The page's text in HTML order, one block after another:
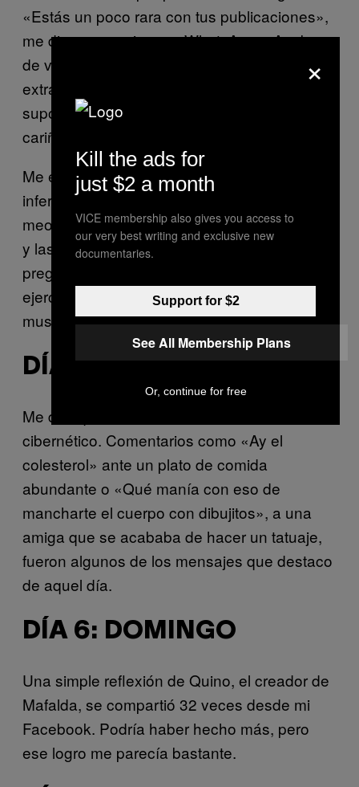
«Estás un poco rara con tus publicaciones»,
me dice una amiga por WhatsApp, «Acabo
de ver tu facebook y últimamente estás como
extraña», dijo mi pareja, «¿por qué se
supone que estamos divorciados?». «Nada,
cariño, un experimento».
Me encantó el detallito que hay en la parte
inferior derecha, un cartelito que dice «me
meo toa entera». Pues muy bien. Lo del orín
y las señoras funciona, por lo que me
pregunto si debería empezar ya con
ejercicios de
para reforzar mi
musculatura interna.
DÍA 5: SÁBADO
Me dediqué a continuar con mi terrorismo
cibernético. Comentarios como «Ay el
colesterol» ante un plato de comida
abundante o «Qué manía con eso de
mancharte el cuerpo con dibujitos», a una
amiga que se acababa de hacer un tatuaje,
fueron algunos de los mensajes que destaco
de aquel día.
DÍA 6: DOMINGO
Una simple reflexión de Quino, el creador de
Mafalda, se compartió 32 veces desde mi
Facebook. Podría haber hecho más, pero
ese logro me parecía bastante.
×
Kill the ads for
just $2 a month
VICE membership also gives you access to
our very best writing and exclusive new
documentaries.
Support for $2
See All Membership Plans
Or, continue for free